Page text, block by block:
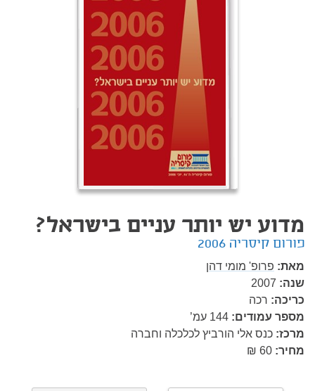
מדוע יש יותר עניים בישראל?
פורום קיסריה 2006
מאת: פרופ' מומי דהן
שנה: 2007
כריכה: רכה
מספר עמודים: 144 עמ’
מרכז: כנס אלי הורביץ לכלכלה וחברה
מחיר: